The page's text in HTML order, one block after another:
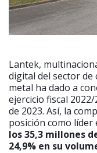
Lantek,
digital del sector de
metal ha dado a
ejercicio fiscal
de 2023. Así, la
posición como líder
los 35,3 millones
24,9% en su